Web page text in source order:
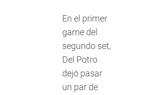
En el primer
game del
segundo set,
Del Potro
dejó pasar
un par de